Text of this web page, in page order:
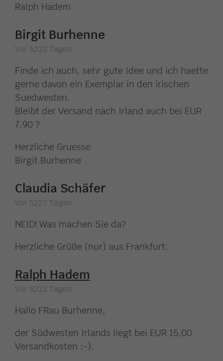
Ralph Hadem
Birgit Burhenne
Vor 5222 Tagen
Finde ich auch, sehr gute Idee und ich haette
gerne davon ein Exemplar in den irischen
Suedwesten.
Bleibt der Versand nach Irland auch bei EUR
7,90 ?
Herzliche Gruesse
Birgit Burhenne
Claudia Schäfer
Vor 5222 Tagen
NEID! Was machen Sie da?
Herzliche Grüße (nur) aus Frankfurt.
Ralph Hadem
Vor 5222 Tagen
Hallo FRau Burhenne,
der Südwesten Irlands liegt bei EUR 15,00
Versandkosten :-).